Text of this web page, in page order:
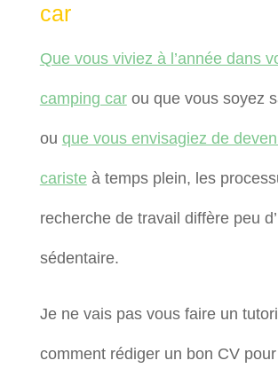
car
Que vous viviez à l’année dans
camping carou que vous soyez
ou que vous envisagiez de
caristeà temps plein, les
recherche de travail diffère peu
sédentaire.
Je ne vais pas vous faire un
comment rédiger un bon CV